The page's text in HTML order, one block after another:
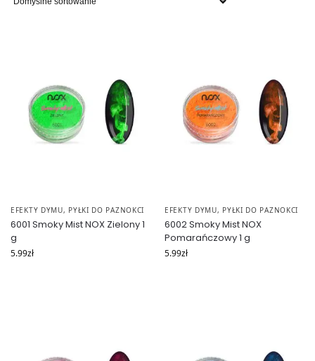
EFEKTY DYMU, PYŁKI DO PAZNOKCI
6001 Smoky Mist NOX Zielony 1
g
5.99zł
EFEKTY DYMU, PYŁKI DO PAZNOKCI
6002 Smoky Mist NOX
Pomarańczowy 1 g
5.99zł